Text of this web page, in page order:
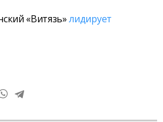
«Витязь»лидирует